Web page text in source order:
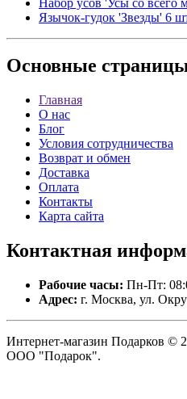
Язычок-гудок 'Звезды' 6
Основные
Главная
О нас
Блог
Условия сотрудничества
Возврат и обмен
Доставка
Оплата
Контакты
Карта сайта
Контактная
Рабочие часы: Пн-Пт:
Адрес: г. Москва, ул.
Интернет-магазин Подарков ©
ООО "Подарок".